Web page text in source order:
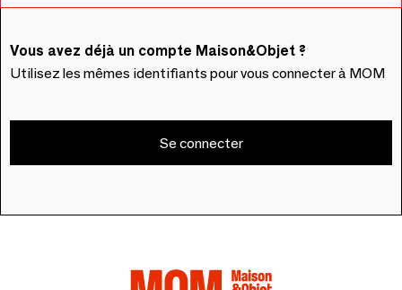
Vous avez déjà un compte Maison&Objet ?
Utilisez les mêmes identifiants pour vous connecter à MOM
Se connecter